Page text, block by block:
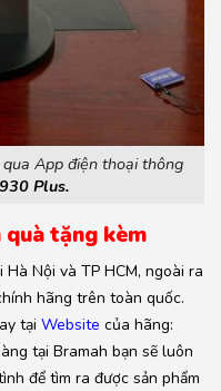
App điện thoại thông
Plus.
quà tặng kèm
Nội và TP HCM, ngoài ra
hãng trên toàn quốc.
tại Website của hãng:
tại Bramah bạn sẽ luôn
để tìm ra được sản phẩm